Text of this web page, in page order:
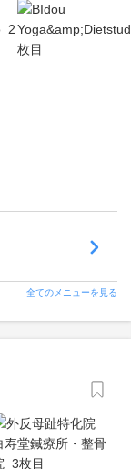
全てのメニューを見る